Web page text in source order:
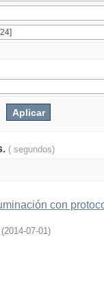
( segundos)
con
(2014-07-01)